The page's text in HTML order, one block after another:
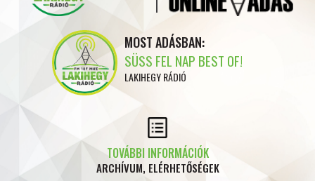
MOST ADÁSBAN:
SÜSS FEL NAP BEST OF!
LAKIHEGY RÁDIÓ
TOVÁBBI INFORMÁCIÓK
ARCHÍVUM, ELÉRHETŐSÉGEK